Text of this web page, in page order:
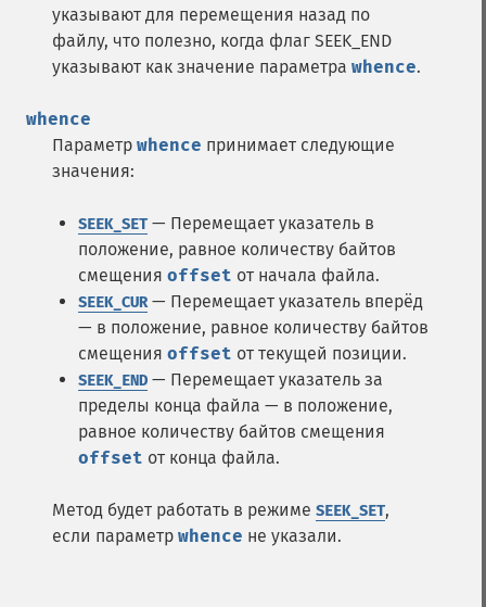
указывают для перемещения назад по
файлу, что полезно, когда флаг SEEK_END
указывают как значение параметра whence.
whence
Параметр whence принимает следующие
значения:
SEEK_SET — Перемещает указатель в
положение, равное количеству байтов
смещения offset от начала файла.
SEEK_CUR— Перемещает указатель вперёд
— в положение, равное количеству байтов
смещения offset от текущей позиции.
SEEK_END — Перемещает указатель за
пределы конца файла — в положение,
равное количеству байтов смещения
offset от конца файла.
Метод будет работать в режиме SEEK_SET,
если параметр whence не указали.